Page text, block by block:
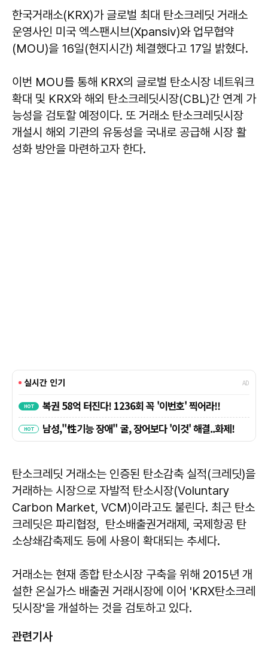
한국거래소(KRX)가 글로벌 최대 탄소크레딧 거래소
운영사인 미국 엑스팬시브(Xpansiv)와 업무협약
(MOU)을 16일(현지시간) 체결했다고 17일 밝혔다.
이번 MOU를 통해 KRX의 글로벌 탄소시장 네트워크
확대 및 KRX와 해외 탄소크레딧시장(CBL)간 연계 가
능성을 검토할 예정이다. 또 거래소 탄소크레딧시장
개설시 해외 기관의 유동성을 국내로 공급해 시장 활
성화 방안을 마련하고자 한다.
탄소크레딧 거래소는 인증된 탄소감축 실적(크레딧)을
거래하는 시장으로 자발적 탄소시장(Voluntary
Carbon Market, VCM)이라고도 불린다. 최근 탄소
크레딧은 파리협정, 탄소배출권거래제, 국제항공 탄
소상쇄감축제도 등에 사용이 확대되는 추세다.
거래소는 현재 종합 탄소시장 구축을 위해 2015년 개
설한 온실가스 배출권 거래시장에 이어 'KRX탄소크레
딧시장'을 개설하는 것을 검토하고 있다.
관련기사